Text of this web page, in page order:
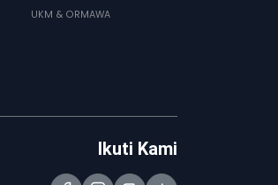
UKM & ORMAWA
Ikuti Kami